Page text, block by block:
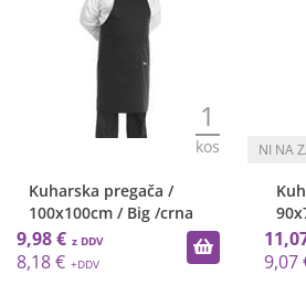
1
kos
Kuharska pregača /
100x100cm / Big /crna
9,98 €
8,18 €
9,07